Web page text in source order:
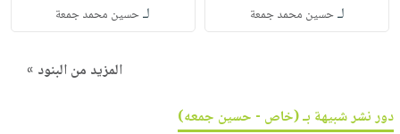
لـحسين محمد جمعة لـحسين محمد جمعة
المزيد من البنود »
دور نشر شبيهة بـ (خاص - حسين جمعه)